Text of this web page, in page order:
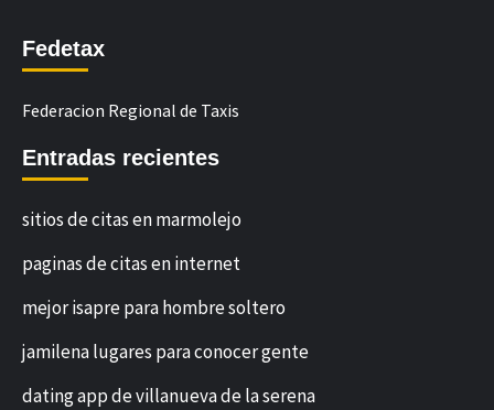
Fedetax
Federacion Regional de Taxis
Entradas recientes
sitios de citas en marmolejo
paginas de citas en internet
mejor isapre para hombre soltero
jamilena lugares para conocer gente
dating app de villanueva de la serena